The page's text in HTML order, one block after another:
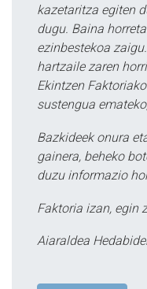
kazetaritza egiten
dugu. Baina
ezinbestekoa
hartzaile zaren
Ekintzen
sustengua
Bazkideek onura
gainera, beheko
duzu informazio
Faktoria izan, egin
Aiaraldea